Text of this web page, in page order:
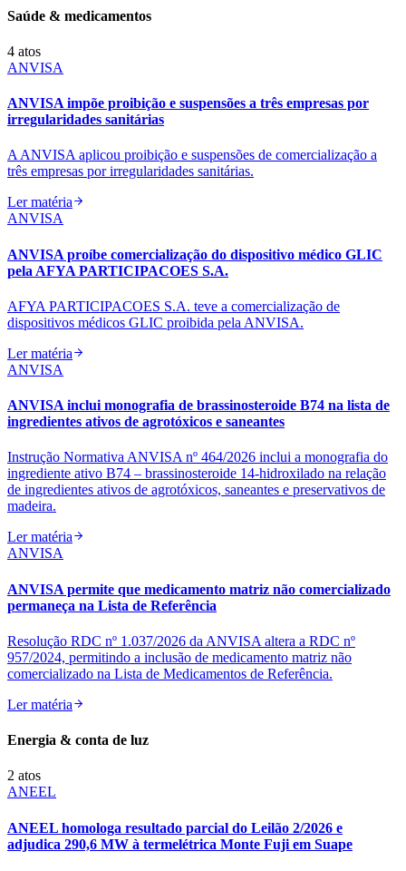
Saúde & medicamentos
4 atos
ANVISA
ANVISA impõe proibição e suspensões a três empresas por
irregularidades sanitárias
A ANVISA aplicou proibição e suspensões de comercialização a
três empresas por irregularidades sanitárias.
Ler matéria
ANVISA
ANVISA proíbe comercialização do dispositivo médico GLIC
pela AFYA PARTICIPACOES S.A.
AFYA PARTICIPACOES S.A. teve a comercialização de
dispositivos médicos GLIC proibida pela ANVISA.
Ler matéria
ANVISA
ANVISA inclui monografia de brassinosteroide B74 na lista de
ingredientes ativos de agrotóxicos e saneantes
Instrução Normativa ANVISA nº 464/2026 inclui a monografia do
ingrediente ativo B74 – brassinosteroide 14‑hidroxilado na relação
de ingredientes ativos de agrotóxicos, saneantes e preservativos de
madeira.
Ler matéria
ANVISA
ANVISA permite que medicamento matriz não comercializado
permaneça na Lista de Referência
Resolução RDC nº 1.037/2026 da ANVISA altera a RDC nº
957/2024, permitindo a inclusão de medicamento matriz não
comercializado na Lista de Medicamentos de Referência.
Ler matéria
Energia & conta de luz
2 atos
ANEEL
ANEEL homologa resultado parcial do Leilão 2/2026 e
adjudica 290,6 MW à termelétrica Monte Fuji em Suape